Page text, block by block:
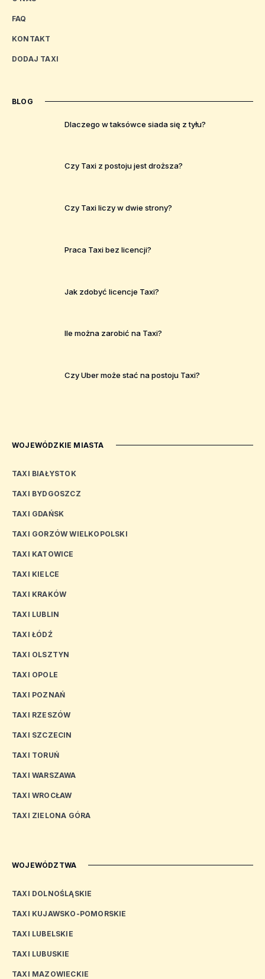
FAQ
KONTAKT
DODAJ TAXI
BLOG
Dlaczego w taksówce siada się z tyłu?
Czy Taxi z postoju jest droższa?
Czy Taxi liczy w dwie strony?
Praca Taxi bez licencji?
Jak zdobyć licencje Taxi?
Ile można zarobić na Taxi?
Czy Uber może stać na postoju Taxi?
WOJEWÓDZKIE MIASTA
TAXI BIAŁYSTOK
TAXI BYDGOSZCZ
TAXI GDAŃSK
TAXI GORZÓW WIELKOPOLSKI
TAXI KATOWICE
TAXI KIELCE
TAXI KRAKÓW
TAXI LUBLIN
TAXI ŁÓDŹ
TAXI OLSZTYN
TAXI OPOLE
TAXI POZNAŃ
TAXI RZESZÓW
TAXI SZCZECIN
TAXI TORUŃ
TAXI WARSZAWA
TAXI WROCŁAW
TAXI ZIELONA GÓRA
WOJEWÓDZTWA
TAXI DOLNOŚLĄSKIE
TAXI KUJAWSKO-POMORSKIE
TAXI LUBELSKIE
TAXI LUBUSKIE
TAXI MAZOWIECKIE